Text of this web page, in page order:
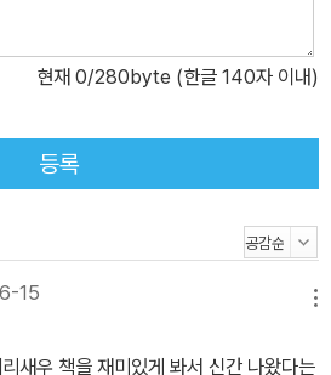
것, 그것이 꼭 자신에 대한 비난이 아니라
서도 마찬가지다. “예승이랑 우리 반 여
애들한테는 싫어하는 애랑 놀지 않을 권
이에게는 이미 스스로에 대한 긍정이 있
를 떠는 애들 곁을 지나며 ‘어쨌거나 나는
할 때에도 지민이는 결코 스스로를 비하
에서 밀려날지도 모른다는 불안감에 껍
, 오히려 바깥으로 손을 내민다. 그렇게 급
현재 0/280byte (한글 140자 이내)
등록
15
새우 책을 재미있게 봐서 신간 나왔다는